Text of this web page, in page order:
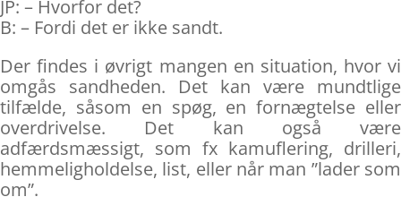
JP: – Hvorfor det?
B: – Fordi det er ikke sandt.
Der findes i øvrigt mangen en situation, hvor vi
omgås sandheden. Det kan være mundtlige
tilfælde, såsom en spøg, en fornægtelse eller
overdrivelse. Det kan også være
adfærdsmæssigt, som fx kamuflering, drilleri,
hemmeligholdelse, list, eller når man ”lader som
om”.